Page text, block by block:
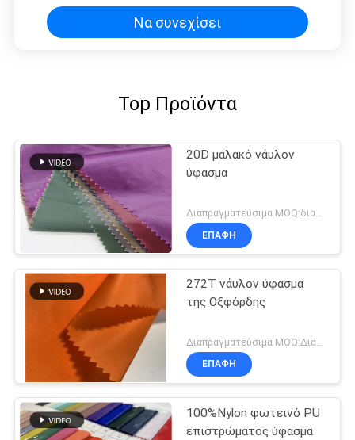
Να συνεχίσει
Top Προϊόντα
20D μαλακό νάυλον
ύφασμα
ΕΠΑΦΉ
272T νάυλον ύφασμα
της Οξφόρδης
ΕΠΑΦΉ
100%Nylon φωτεινό PU
επιστρώματος ύφασμα